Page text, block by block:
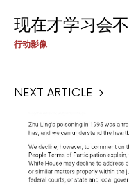
现在才学习会
行动影像
NEXT ARTICLE